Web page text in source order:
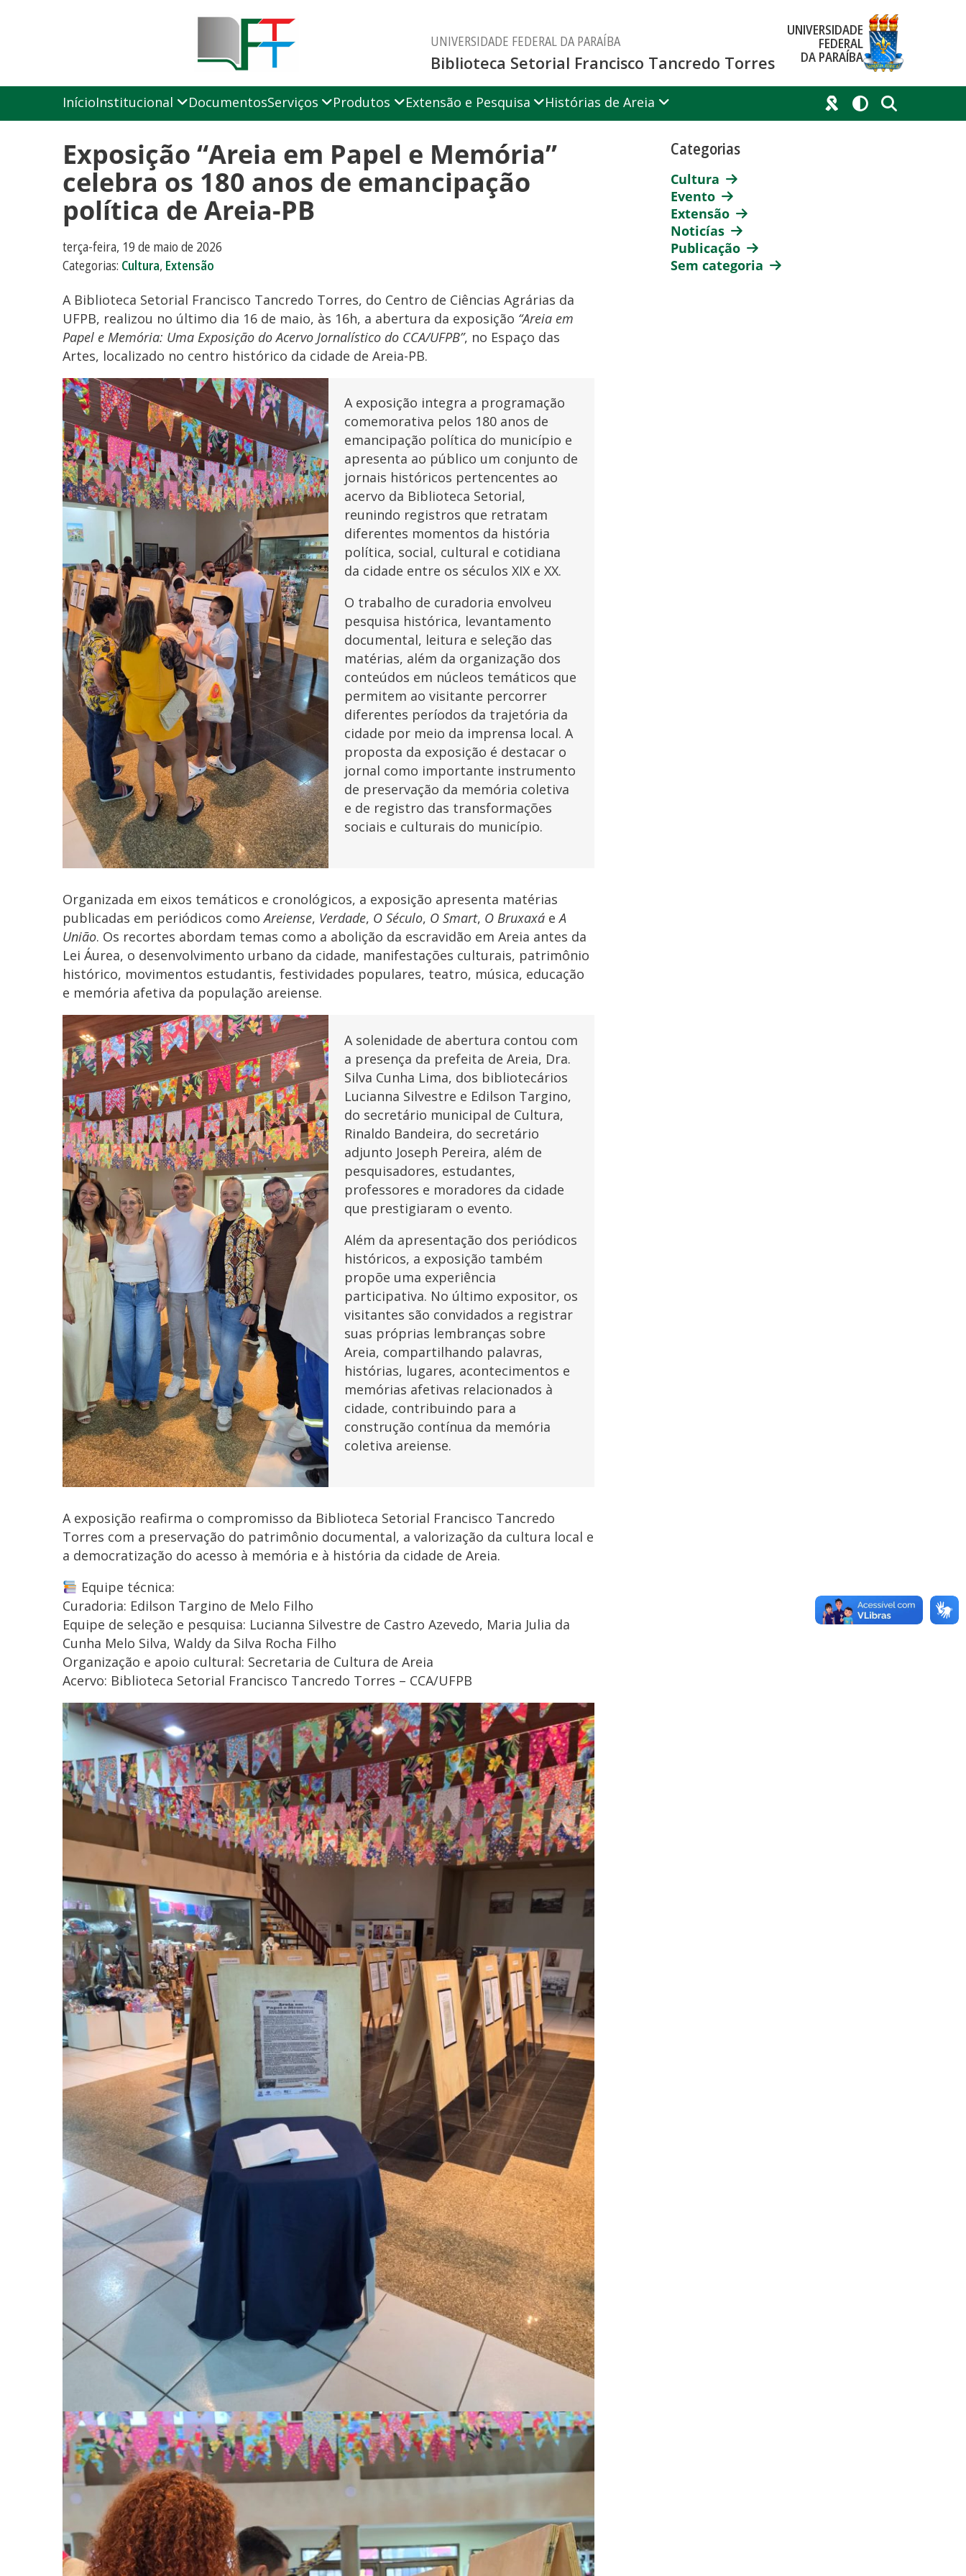
UNIVERSIDADE FEDERAL DA PARAÍBA
Biblioteca Setorial Francisco Tancredo Torres
UNIVERSIDADE
FEDERAL
DA PARAÍBA
InícioInstitucional DocumentosServiços Produtos Extensão e Pesquisa Histórias de Areia
Categorias
Cultura
Evento
Extensão
Noticías
Publicação
Sem categoria
Exposição “Areia em Papel e Memória”
celebra os 180 anos de emancipação
política de Areia-PB
terça-feira, 19 de maio de 2026
Categorias: Cultura, Extensão
A Biblioteca Setorial Francisco Tancredo Torres, do Centro de Ciências Agrárias da
UFPB, realizou no último dia 16 de maio, às 16h, a abertura da exposição “Areia em
Papel e Memória: Uma Exposição do Acervo Jornalístico do CCA/UFPB”, no Espaço das
Artes, localizado no centro histórico da cidade de Areia-PB.
A exposição integra a programação
comemorativa pelos 180 anos de
emancipação política do município e
apresenta ao público um conjunto de
jornais históricos pertencentes ao
acervo da Biblioteca Setorial,
reunindo registros que retratam
diferentes momentos da história
política, social, cultural e cotidiana
da cidade entre os séculos XIX e XX.
O trabalho de curadoria envolveu
pesquisa histórica, levantamento
documental, leitura e seleção das
matérias, além da organização dos
conteúdos em núcleos temáticos que
permitem ao visitante percorrer
diferentes períodos da trajetória da
cidade por meio da imprensa local. A
proposta da exposição é destacar o
jornal como importante instrumento
de preservação da memória coletiva
e de registro das transformações
sociais e culturais do município.
Organizada em eixos temáticos e cronológicos, a exposição apresenta matérias
publicadas em periódicos comoAreiense, Verdade, O Século, O Smart, O Bruxaxá eA
União. Os recortes abordam temas como a abolição da escravidão em Areia antes da
Lei Áurea, o desenvolvimento urbano da cidade, manifestações culturais, patrimônio
histórico, movimentos estudantis, festividades populares, teatro, música, educação
e memória afetiva da população areiense.
A solenidade de abertura contou com
a presença da prefeita de Areia, Dra.
Silva Cunha Lima, dos bibliotecários
Lucianna Silvestre e Edilson Targino,
do secretário municipal de Cultura,
Rinaldo Bandeira, do secretário
adjunto Joseph Pereira, além de
pesquisadores, estudantes,
professores e moradores da cidade
que prestigiaram o evento.
Além da apresentação dos periódicos
históricos, a exposição também
propõe uma experiência
participativa. No último expositor, os
visitantes são convidados a registrar
suas próprias lembranças sobre
Areia, compartilhando palavras,
histórias, lugares, acontecimentos e
memórias afetivas relacionados à
cidade, contribuindo para a
construção contínua da memória
coletiva areiense.
A exposição reafirma o compromisso da Biblioteca Setorial Francisco Tancredo
Torres com a preservação do patrimônio documental, a valorização da cultura local e
a democratização do acesso à memória e à história da cidade de Areia.
Equipe técnica:
Curadoria: Edilson Targino de Melo Filho
Equipe de seleção e pesquisa: Lucianna Silvestre de Castro Azevedo, Maria Julia da
Cunha Melo Silva, Waldy da Silva Rocha Filho
Organização e apoio cultural: Secretaria de Cultura de Areia
Acervo: Biblioteca Setorial Francisco Tancredo Torres – CCA/UFPB